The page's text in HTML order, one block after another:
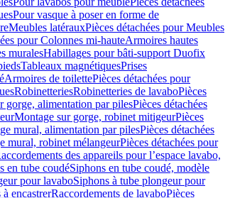
Pour vasque à poser en forme de
Meubles latérauxPièces détachées pour Meubles
pour Colonnes mi-hauteArmoires hautes
muralesHabillages pour bâti-support Duofix
Tableaux magnétiquesPrises
Armoires de toilettePièces détachées pour
RobinetteriesRobinetteries de lavaboPièces
gorge, alimentation par pilesPièces détachées
Montage sur gorge, robinet mitigeurPièces
mural, alimentation par pilesPièces détachées
mural, robinet mélangeurPièces détachées pour
des appareils pour l’espace lavabo,
en tube coudéSiphons en tube coudé, modèle
pour lavaboSiphons à tube plongeur pour
encastrerRaccordements de lavaboPièces